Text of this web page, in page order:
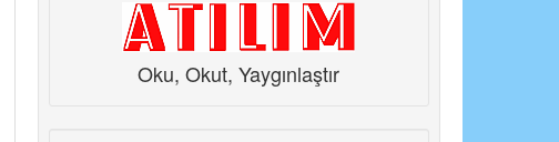
Oku, Okut, Yaygınlaştır